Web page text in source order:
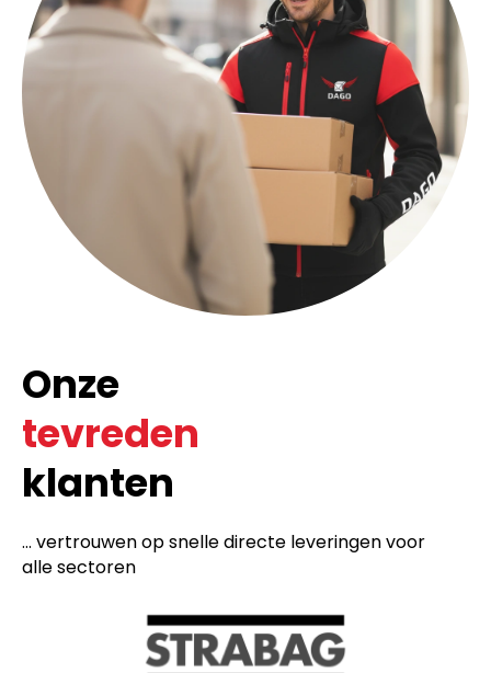
Onze
tevreden
klanten
... vertrouwen op snelle directe leveringen voor
alle sectoren